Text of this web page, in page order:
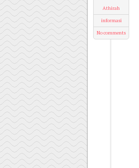
Athirah
informasi
No comments